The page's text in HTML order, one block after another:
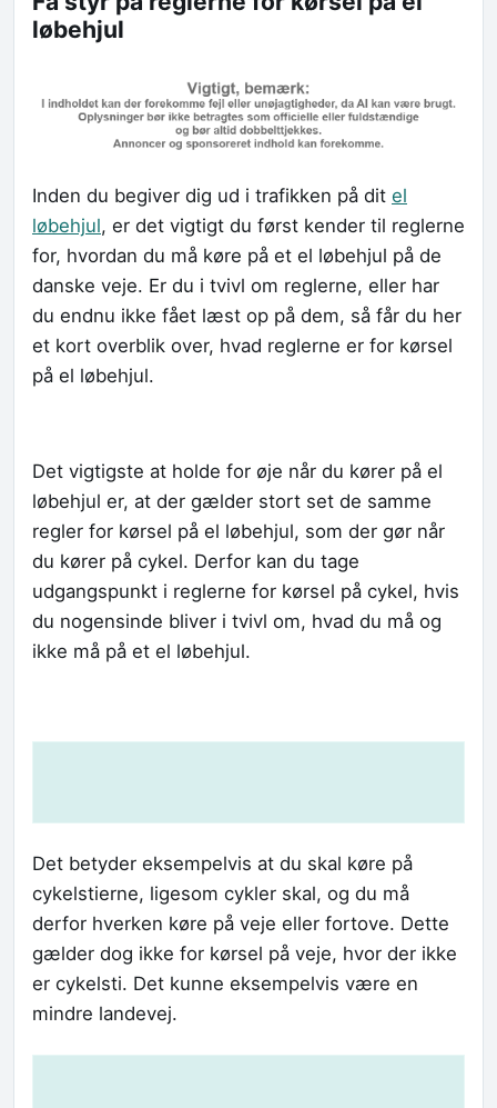
løbehjul
Inden du begiver dig ud i trafikken på dit el
løbehjul, er det vigtigt du først kender til reglerne
for, hvordan du må køre på et el løbehjul på de
danske veje. Er du i tvivl om reglerne, eller har
du endnu ikke fået læst op på dem, så får du her
et kort overblik over, hvad reglerne er for kørsel
på el løbehjul.
Det vigtigste at holde for øje når du kører på el
løbehjul er, at der gælder stort set de samme
regler for kørsel på el løbehjul, som der gør når
du kører på cykel. Derfor kan du tage
udgangspunkt i reglerne for kørsel på cykel, hvis
du nogensinde bliver i tvivl om, hvad du må og
ikke må på et el løbehjul.
Det betyder eksempelvis at du skal køre på
cykelstierne, ligesom cykler skal, og du må
derfor hverken køre på veje eller fortove. Dette
gælder dog ikke for kørsel på veje, hvor der ikke
er cykelsti. Det kunne eksempelvis være en
mindre landevej.